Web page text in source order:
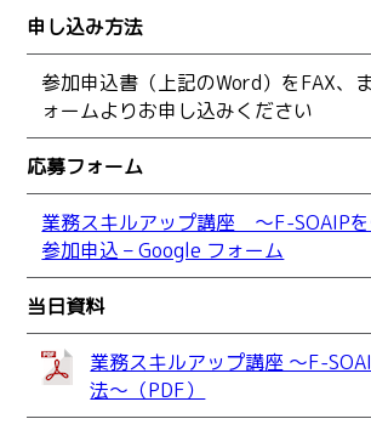
申し込み方法
参加申込書（上記のWord）をFAX、
ォームよりお申し込みください
応募フォーム
業務スキルアップ講座 ～F-SOAIP
参加申込 – Google フォーム
当日資料
業務スキルアップ講座 ～F-
法～（PDF）